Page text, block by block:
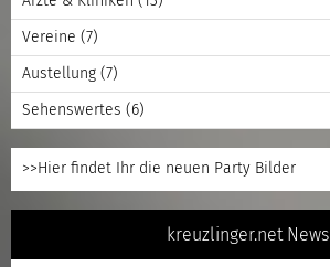
Vereine (7)
Austellung (7)
Sehenswertes (6)
>>Hier findet Ihr die neuen Party Bilder
kreuzlinger.net News